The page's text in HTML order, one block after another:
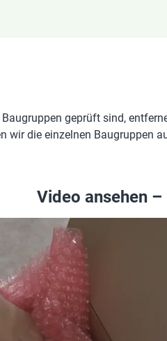
geprüft sind,
wir die einzelnen Baugruppen
Video ansehen